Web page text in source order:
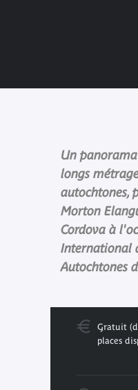
Un
longs
autochtones,
Morton
Cordova à
International
Autochtones
Gratuit
places